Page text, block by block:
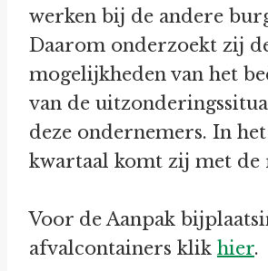
werken bij de andere
Daarom onderzoekt zij
mogelijkheden van het
van de
deze ondernemers. In
kwartaal komt zij met de
Voor de Aanpak
afvalcontainers klik hier.